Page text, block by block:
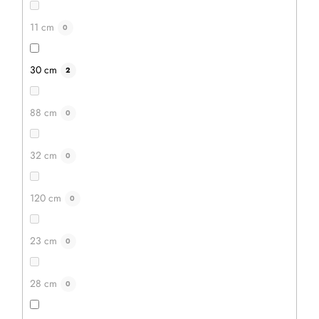
11 cm 0
30 cm 2
88 cm 0
32 cm 0
120 cm 0
23 cm 0
28 cm 0
Aktion